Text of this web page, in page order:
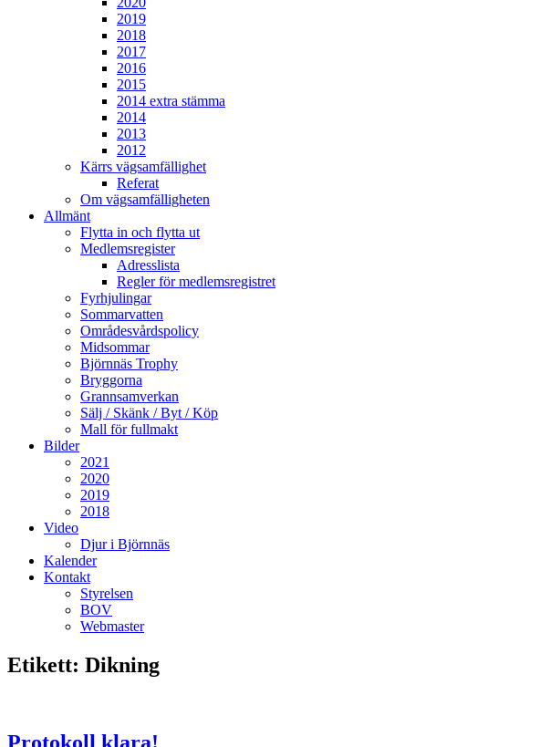
2019
2018
2017
2016
2015
2014 extra stämma
2014
2013
2012
Kärrs vägsamfällighet
Referat
Om vägsamfälligheten
Allmänt
Flytta in och flytta ut
Medlemsregister
Adresslista
Regler för medlemsregistret
Fyrhjulingar
Sommarvatten
Områdesvårdspolicy
Midsommar
Björnnäs Trophy
Bryggorna
Grannsamverkan
Sälj / Skänk / Byt / Köp
Mall för fullmakt
Bilder
2021
2020
2019
2018
Video
Djur i Björnnäs
Kalender
Kontakt
Styrelsen
BOV
Webmaster
Etikett: Dikning